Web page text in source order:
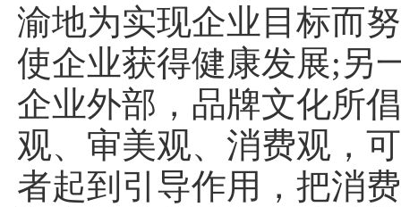
渝地为实现企业目标而
使企业获得健康发展;另
企业外部，品牌文化所
观、审美观、消费观，
者起到引导作用，把消